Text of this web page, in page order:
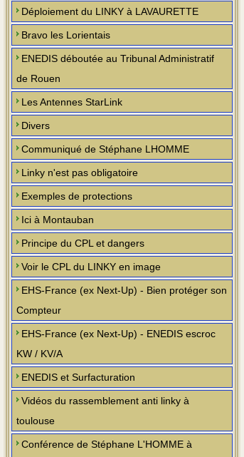
Déploiement du LINKY à LAVAURETTE
Bravo les Lorientais
ENEDIS déboutée au Tribunal Administratif
de Rouen
Les Antennes StarLink
Divers
Communiqué de Stéphane LHOMME
Linky n'est pas obligatoire
Exemples de protections
Ici à Montauban
Principe du CPL et dangers
Voir le CPL du LINKY en image
EHS-France (ex Next-Up) - Bien protéger son
Compteur
EHS-France (ex Next-Up) - ENEDIS escroc
KW / KV/A
ENEDIS et Surfacturation
Vidéos du rassemblement anti linky à
toulouse
Conférence de Stéphane L'HOMME à